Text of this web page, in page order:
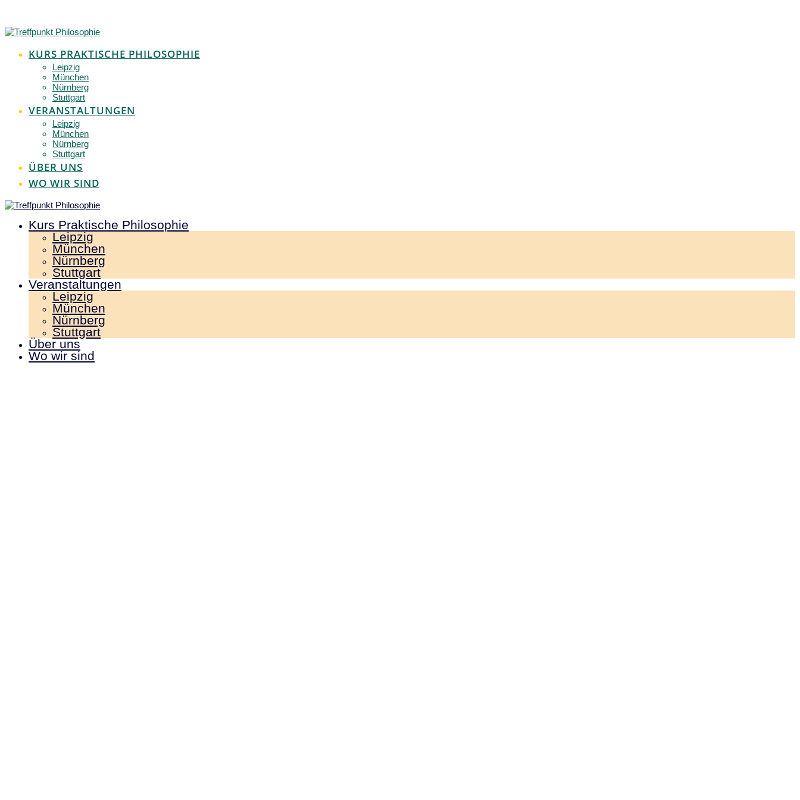
springen
KURS PRAKTISCHE PHILOSOPHIE
Leipzig
München
Nürnberg
Stuttgart
VERANSTALTUNGEN
Leipzig
München
Nürnberg
Stuttgart
ÜBER UNS
WO WIR SIND
Kurs Praktische Philosophie
Leipzig
München
Nürnberg
Stuttgart
Veranstaltungen
Leipzig
München
Nürnberg
Stuttgart
Über uns
Wo wir sind